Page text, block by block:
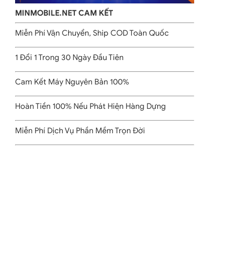
MINMOBILE.NET CAM KẾT
Miễn Phí Vận Chuyển, Ship COD Toàn Quốc
1 Đổi 1 Trong 30 Ngày Đầu Tiên
Cam Kết Máy Nguyên Bản 100%
Hoàn Tiền 100% Nếu Phát Hiện Hàng Dựng
Miễn Phí Dịch Vụ Phần Mềm Trọn Đời